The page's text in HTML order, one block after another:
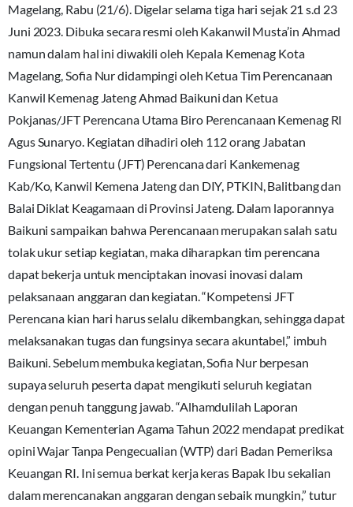
Magelang, Rabu (21/6). Digelar selama tiga hari sejak 21 s.d 23
Juni 2023. Dibuka secara resmi oleh Kakanwil Musta’in Ahmad
namun dalam hal ini diwakili oleh Kepala Kemenag Kota
Magelang, Sofia Nur didampingi oleh Ketua Tim Perencanaan
Kanwil Kemenag Jateng Ahmad Baikuni dan Ketua
Pokjanas/JFT Perencana Utama Biro Perencanaan Kemenag RI
Agus Sunaryo. Kegiatan dihadiri oleh 112 orang Jabatan
Fungsional Tertentu (JFT) Perencana dari Kankemenag
Kab/Ko, Kanwil Kemena Jateng dan DIY, PTKIN, Balitbang dan
Balai Diklat Keagamaan di Provinsi Jateng. Dalam laporannya
Baikuni sampaikan bahwa Perencanaan merupakan salah satu
tolak ukur setiap kegiatan, maka diharapkan tim perencana
dapat bekerja untuk menciptakan inovasi inovasi dalam
pelaksanaan anggaran dan kegiatan. “Kompetensi JFT
Perencana kian hari harus selalu dikembangkan, sehingga dapat
melaksanakan tugas dan fungsinya secara akuntabel,” imbuh
Baikuni. Sebelum membuka kegiatan, Sofia Nur berpesan
supaya seluruh peserta dapat mengikuti seluruh kegiatan
dengan penuh tanggung jawab. “Alhamdulilah Laporan
Keuangan Kementerian Agama Tahun 2022 mendapat predikat
opini Wajar Tanpa Pengecualian (WTP) dari Badan Pemeriksa
Keuangan RI. Ini semua berkat kerja keras Bapak Ibu sekalian
dalam merencanakan anggaran dengan sebaik mungkin,” tutur